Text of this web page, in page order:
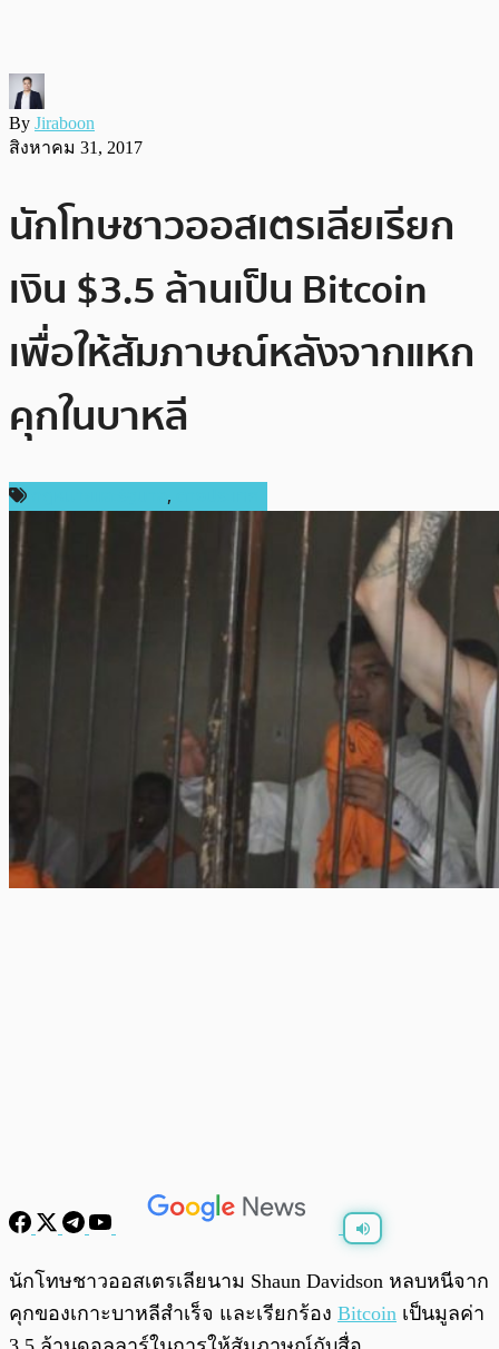
By Jiraboon
สิงหาคม 31, 2017
นักโทษชาวออสเตรเลียเรียก
เงิน $3.5 ล้านเป็น Bitcoin
เพื่อให้สัมภาษณ์หลังจากแหก
คุกในบาหลี
,
0:00
นักโทษชาวออสเตรเลียนาม Shaun Davidson หลบหนีจาก
คุกของเกาะบาหลีสำเร็จ และเรียกร้อง Bitcoin เป็นมูลค่า